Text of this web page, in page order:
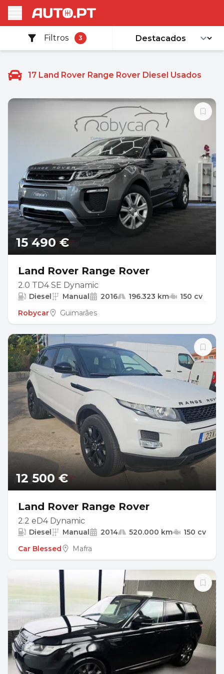
Filtros 3
17 Land Rover Range Rover Diesel Usados
15 490 €
Land Rover Range Rover
2.0 TD4 SE Dynamic
Diesel Manual 2016 196.323 km
150 cv
Robycar
Guimarães
12 500 €
Land Rover Range Rover
2.2 eD4 Dynamic
Diesel Manual 2014 520.000 km
150 cv
Car Blessed
Mafra